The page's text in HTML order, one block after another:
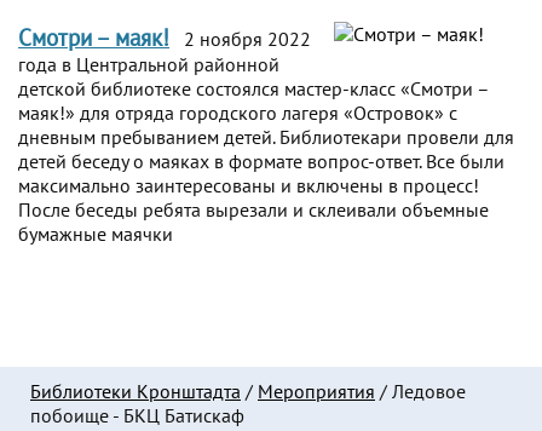
Смотри – маяк!
2 ноября 2022
года в Центральной районной
детской библиотеке состоялся мастер-класс «Смотри –
маяк!» для отряда городского лагеря «Островок» с
дневным пребыванием детей. Библиотекари провели для
детей беседу о маяках в формате вопрос-ответ. Все были
максимально заинтересованы и включены в процесс!
После беседы ребята вырезали и склеивали объемные
бумажные маячки
Библиотеки Кронштадта / Мероприятия / Ледовое
побоище - БКЦ Батискаф